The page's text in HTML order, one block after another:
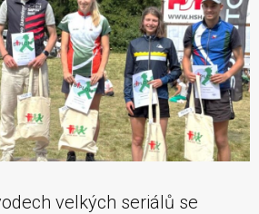
velkých seriálů se